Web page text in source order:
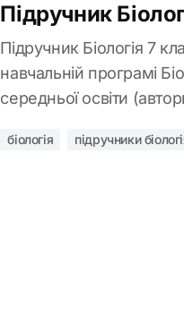
Підручник
Підручник Біологія 7
навчальній програмі
середньої освіти
біологія підручники